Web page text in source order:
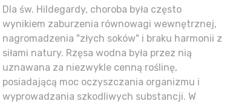
Dla św. Hildegardy, choroba była często
wynikiem zaburzenia równowagi wewnętrznej,
nagromadzenia "złych soków" i braku harmonii z
siłami natury. Rzęsa wodna była przez nią
uznawana za niezwykle cenną roślinę,
posiadającą moc oczyszczania organizmu i
wyprowadzania szkodliwych substancji. W